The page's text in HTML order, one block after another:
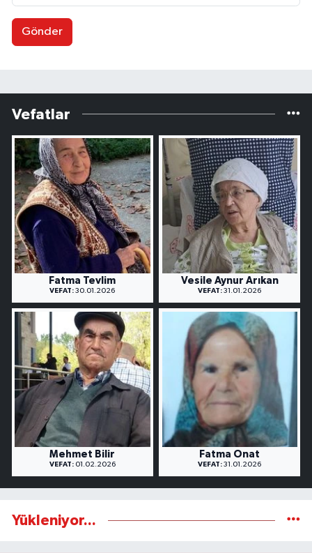
Gönder
Vefatlar
Fatma Tevlim
VEFAT: 30.01.2026
Vesile Aynur Arıkan
VEFAT: 31.01.2026
Mehmet Bilir
VEFAT:01.02.2026
Fatma Onat
VEFAT: 31.01.2026
Yükleniyor...